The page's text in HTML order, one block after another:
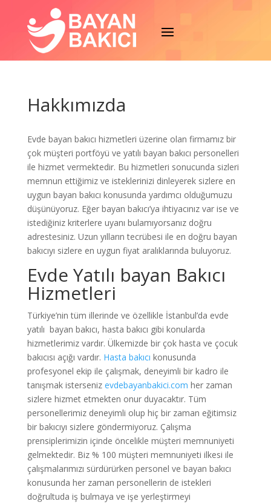
Hakkımızda
Evde bayan bakıcı hizmetleri üzerine olan firmamız bir
çok müşteri portföyü ve yatılı bayan bakıcı personelleri
ile hizmet vermektedir. Bu hizmetleri sonucunda sizleri
memnun ettiğimiz ve isteklerinizi dinleyerek sizlere en
uygun bayan bakıcı konusunda yardımcı olduğumuzu
düşünüyoruz. Eğer bayan bakıcı’ya ihtiyacınız var ise ve
istediğiniz kriterlere uyanı bulamıyorsanız doğru
adrestesiniz. Uzun yılların tecrübesi ile en doğru bayan
bakıcıyı sizlere en uygun fiyat aralıklarında buluyoruz.
Evde Yatılı bayan Bakıcı
Hizmetleri
Türkiye’nin tüm illerinde ve özellikle İstanbul’da evde
yatılı bayan bakıcı, hasta bakıcı gibi konularda
hizmetlerimiz vardır. Ülkemizde bir çok hasta ve çocuk
bakıcısı açığı vardır. Hasta bakıcı konusunda
profesyonel ekip ile çalışmak, deneyimli bir kadro ile
tanışmak isterseniz evdebayanbakici.com her zaman
sizlere hizmet etmekten onur duyacaktır. Tüm
personellerimiz deneyimli olup hiç bir zaman eğitimsiz
bir bakıcıyı sizlere göndermiyoruz. Çalışma
prensiplerimizin içinde öncelikle müşteri memnuniyeti
gelmektedir. Biz % 100 müşteri memnuniyeti ilkesi ile
çalışmalarımızı sürdürürken personel ve bayan bakıcı
konusunda her zaman personellerin de istekleri
doğrultuda iş bulmaya ve işe yerleştirmeyi